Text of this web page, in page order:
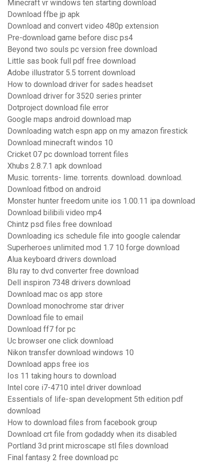
Minecraft vr windows ten starting download
Download ffbe jp apk
Download and convert video 480p extension
Pre-download game before disc ps4
Beyond two souls pc version free download
Little sas book full pdf free download
Adobe illustrator 5.5 torrent download
How to download driver for sades headset
Download driver for 3520 series printer
Dotproject download file error
Google maps android download map
Downloading watch espn app on my amazon firestick
Download minecraft windos 10
Cricket 07 pc download torrent files
Xhubs 2.8.7.1 apk download
Music. torrents- lime. torrents. download. download.
Download fitbod on android
Monster hunter freedom unite ios 1.00.11 ipa download
Download bilibili video mp4
Chintz psd files free download
Downloading ics schedule file into google calendar
Superheroes unlimited mod 1.7 10 forge download
Alua keyboard drivers download
Blu ray to dvd converter free download
Dell inspiron 7348 drivers download
Download mac os app store
Download monochrome star driver
Download file to email
Download ff7 for pc
Uc browser one click download
Nikon transfer download windows 10
Download apps free ios
Ios 11 taking hours to download
Intel core i7-4710 intel driver download
Essentials of life-span development 5th edition pdf
download
How to download files from facebook group
Download crt file from godaddy when its disabled
Portland 3d print microscape stl files download
Final fantasy 2 free download pc